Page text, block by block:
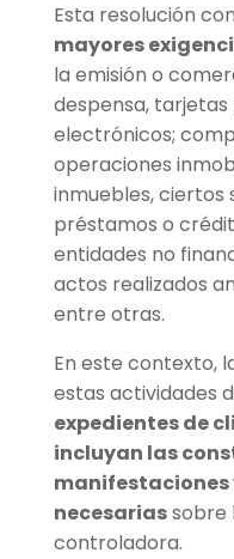
Esta resolución
mayores
la emisión o
despensa,
electrónicos;
operaciones
inmuebles, ciertos
préstamos o
entidades no
actos realizados
entre otras.
En este contexto,
estas actividades
expedientes de
incluyan las
necesariassobre
controladora.